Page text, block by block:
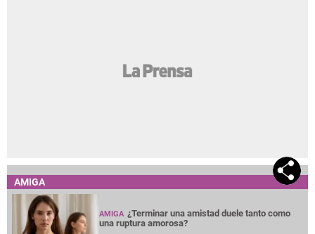
AMIGA
AMIGA ¿Terminar una amistad duele tanto como
una ruptura amorosa?